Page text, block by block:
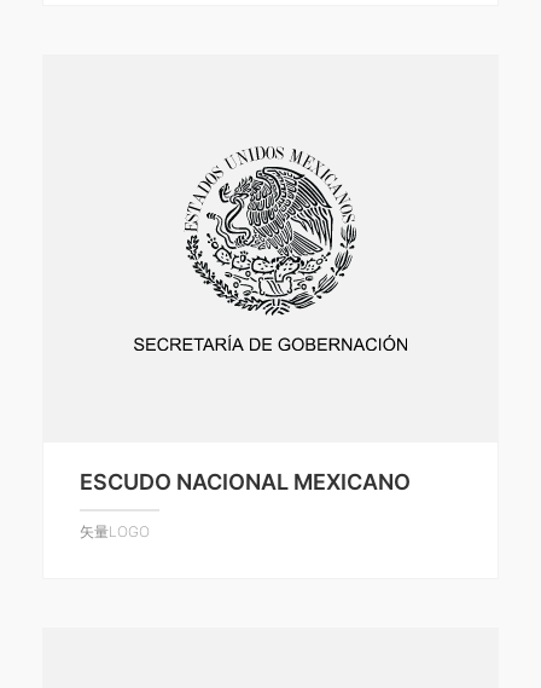
ESCUDO NACIONAL MEXICANO
矢量LOGO